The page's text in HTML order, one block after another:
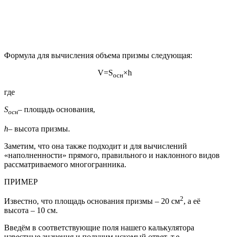
Формула для вычисления объема призмы следующая:
V=Sосн×h
где
Sосн– площадь основания,
h– высота призмы.
Заметим, что она также подходит и для вычислений
«наполненности» прямого, правильного и наклонного видов
рассматриваемого многогранника.
ПРИМЕР
Известно, что площадь основания призмы – 20 см2, а её
высота – 10 см.
Введём в соответствующие поля нашего калькулятора